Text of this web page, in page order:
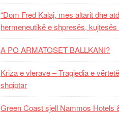
“Dom Fred Kalaj, mes altarit dhe
hermeneutikë e shpresës, kujtesës
A PO ARMATOSET BALLKANI?
Kriza e vlerave – Tragjedia e
shqiptar
Green Coast sjell Nammos Hotels